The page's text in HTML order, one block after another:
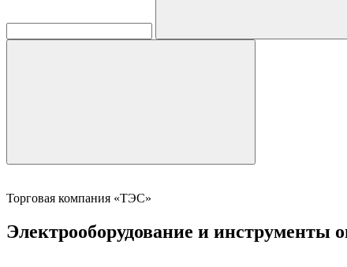
Торговая компания «ТЭС»
Электрооборудование и инструменты